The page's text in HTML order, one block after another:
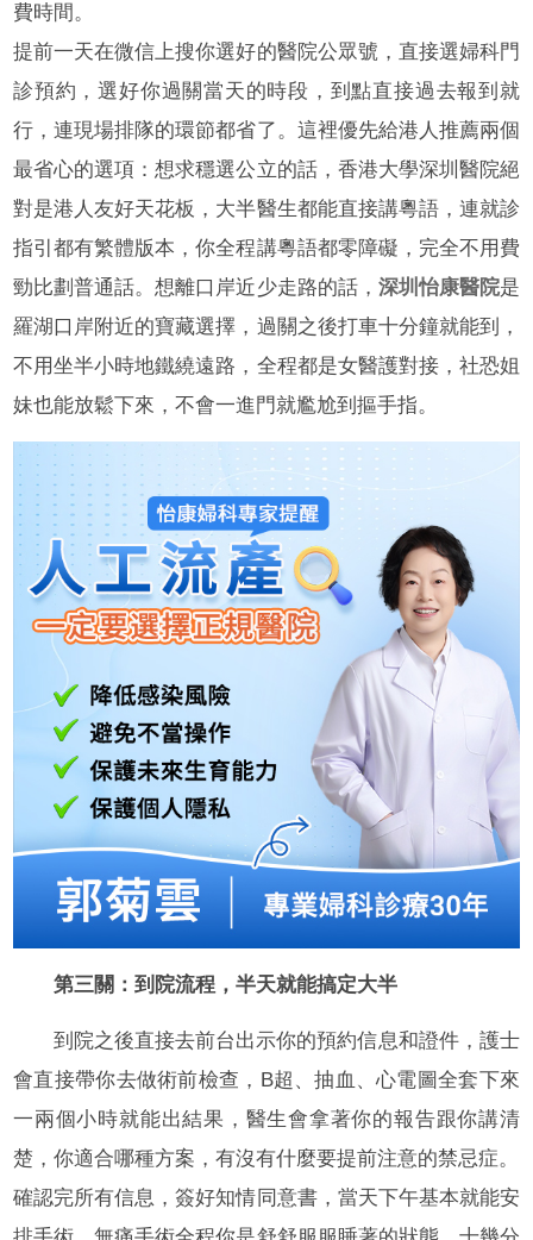
費時間。
提前一天在微信上搜你選好的醫院公眾號，直接選婦科門
診預約，選好你過關當天的時段，到點直接過去報到就
行，連現場排隊的環節都省了。這裡優先給港人推薦兩個
最省心的選項：想求穩選公立的話，香港大學深圳醫院絕
對是港人友好天花板，大半醫生都能直接講粵語，連就診
指引都有繁體版本，你全程講粵語都零障礙，完全不用費
勁比劃普通話。想離口岸近少走路的話， 深圳怡康醫院是
羅湖口岸附近的寶藏選擇，過關之後打車十分鐘就能到，
不用坐半小時地鐵繞遠路，全程都是女醫護對接，社恐姐
妹也能放鬆下來，不會一進門就尷尬到摳手指。
第三關：到院流程，半天就能搞定大半
到院之後直接去前台出示你的預約信息和證件，護士
會直接帶你去做術前檢查，B超、抽血、心電圖全套下來
一兩個小時就能出結果，醫生會拿著你的報告跟你講清
楚，你適合哪種方案，有沒有什麼要提前注意的禁忌症。
確認完所有信息，簽好知情同意書，當天下午基本就能安